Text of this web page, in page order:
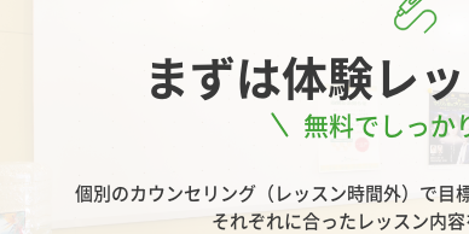
まずは体験レ
無料でしっか
個別のカウンセリング（レッスン時間外）で目
それぞれに合ったレッスン内容